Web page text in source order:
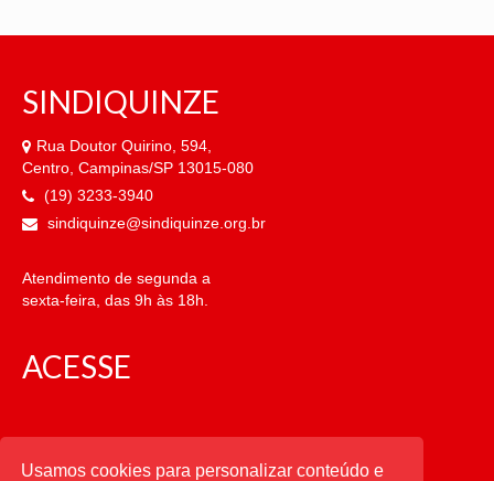
SINDIQUINZE
Rua Doutor Quirino, 594,
Centro, Campinas/SP 13015-080
(19) 3233-3940
sindiquinze@sindiquinze.org.br
Atendimento de segunda a
sexta-feira, das 9h às 18h.
ACESSE
CATEGORIAS
Usamos cookies para personalizar conteúdo e